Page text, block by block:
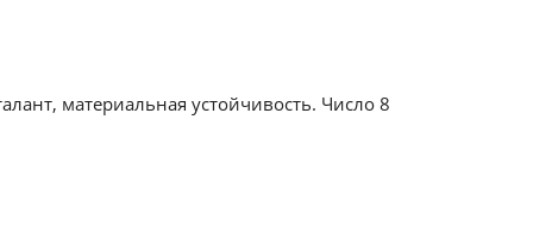
материальная устойчивость. Число 8